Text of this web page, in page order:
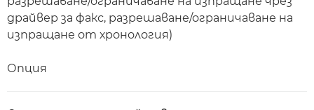
драйвер за факс, разрешаване/ограничаване на
изпращане от хронология)
Опция